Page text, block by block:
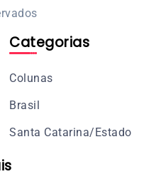
Categorias
Colunas
Brasil
Santa Catarina/Estado